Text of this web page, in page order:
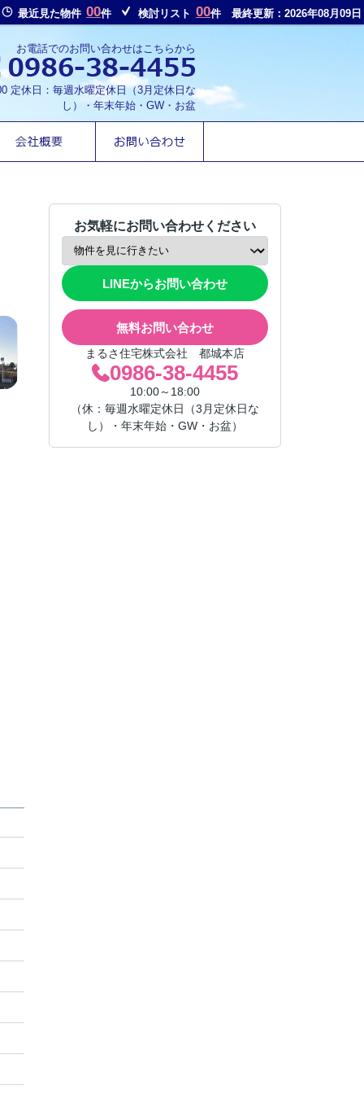
最近見た物件 00件 検討リスト 00件 最終更新：2026年08月09日
お電話でのお問い合わせはこちらから
定休日：毎週水曜定休日（3月定休日な
し）・年末年始・GW・お盆
お気軽にお問い合わせください
LINEからお問い合わせ
無料お問い合わせ
まるさ住宅株式会社 都城本店
0986-38-4455
10:00～18:00
（休：毎週水曜定休日（3月定休日な
し）・年末年始・GW・お盆）